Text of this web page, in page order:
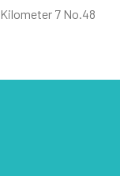
7 No.48